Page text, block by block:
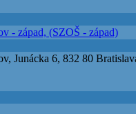
- západ, (SZOŠ - západ)
Junácka 6, 832 80